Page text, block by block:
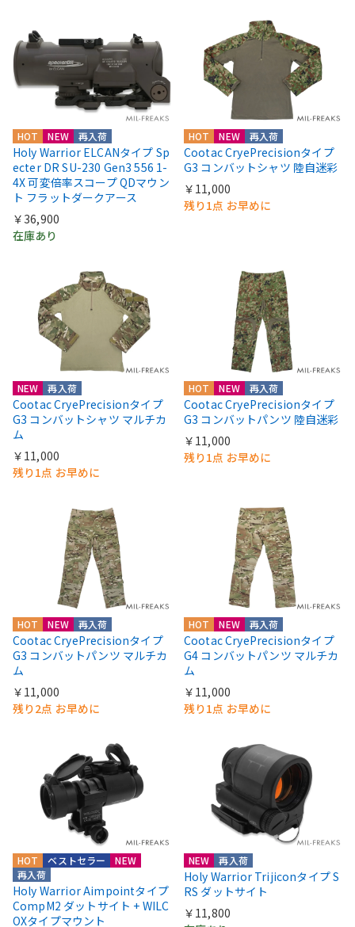
HOT NEW 再入荷
Holy Warrior ELCANタイプ Sp
ecter DR SU-230 Gen3 556 1-
4X 可変倍率スコープ QDマウン
ト フラットダークアース
￥36,900
在庫あり
HOT NEW 再入荷
Cootac CryePrecisionタイプ
G3 コンバットシャツ 陸自迷彩
￥11,000
残り1点 お早めに
NEW 再入荷
Cootac CryePrecisionタイプ
G3 コンバットシャツ マルチカ
ム
￥11,000
残り1点 お早めに
HOT NEW 再入荷
Cootac CryePrecisionタイプ
G3 コンバットパンツ 陸自迷彩
￥11,000
残り1点 お早めに
HOT NEW 再入荷
Cootac CryePrecisionタイプ
G3 コンバットパンツ マルチカ
ム
￥11,000
残り2点 お早めに
HOT NEW 再入荷
Cootac CryePrecisionタイプ
G4 コンバットパンツ マルチカ
ム
￥11,000
残り1点 お早めに
HOT
NEW
再入荷
ベストセラー
Holy Warrior Aimpointタイプ
CompM2 ダットサイト + WILC
OXタイプマウント
NEW 再入荷
Holy Warrior Trijiconタイプ S
RS ダットサイト
￥11,800